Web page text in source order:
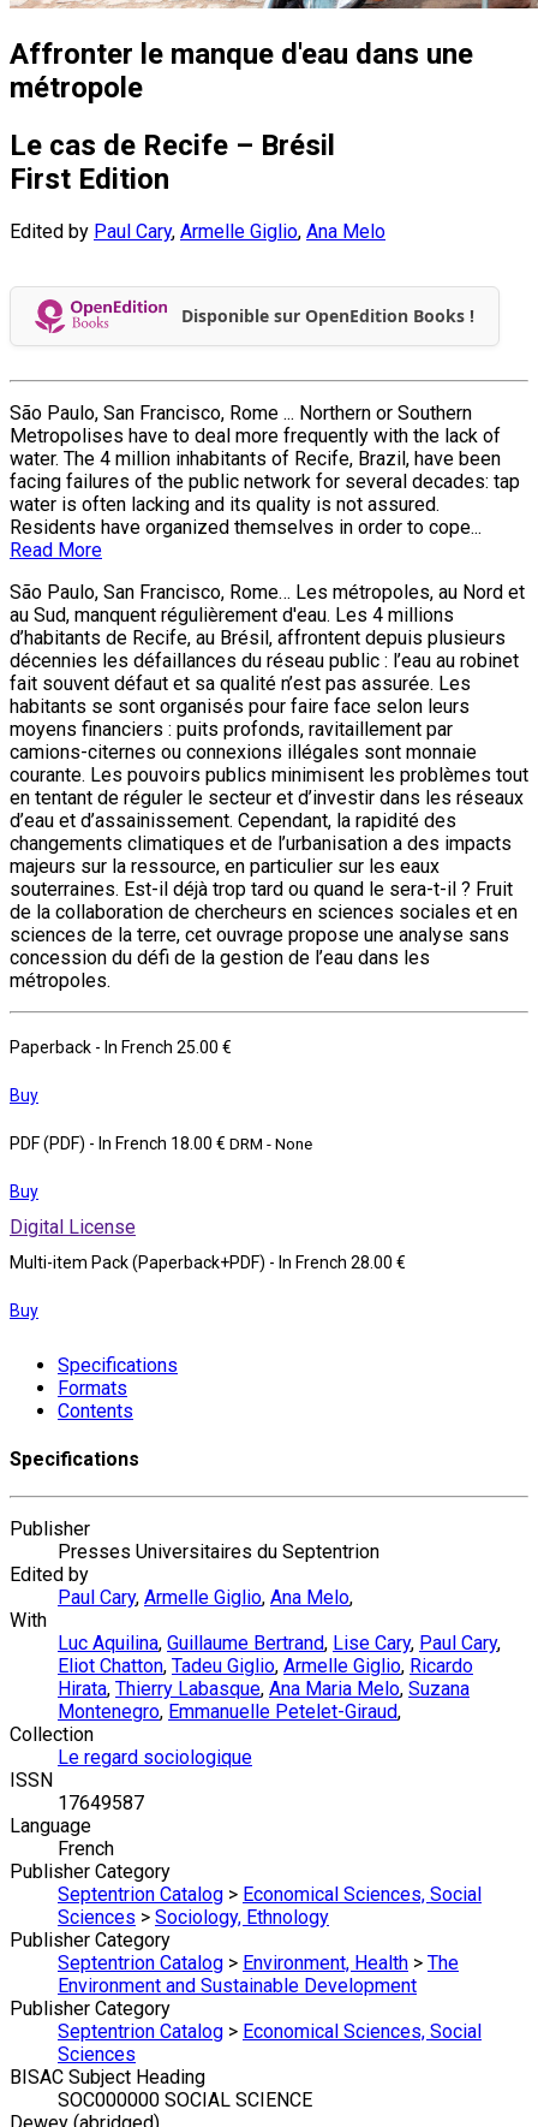
Affronter le manque d'eau dans une
métropole
Le cas de Recife – Brésil
First Edition
Edited by Paul Cary, Armelle Giglio, Ana Melo
Disponible sur OpenEdition Books !
São Paulo, San Francisco, Rome ... Northern or Southern
Metropolises have to deal more frequently with the lack of
water. The 4 million inhabitants of Recife, Brazil, have been
facing failures of the public network for several decades: tap
water is often lacking and its quality is not assured.
Residents have organized themselves in order to cope...
Read More
São Paulo, San Francisco, Rome… Les métropoles, au Nord et
au Sud, manquent régulièrement d'eau. Les 4 millions
d’habitants de Recife, au Brésil, affrontent depuis plusieurs
décennies les défaillances du réseau public : l’eau au robinet
fait souvent défaut et sa qualité n’est pas assurée. Les
habitants se sont organisés pour faire face selon leurs
moyens financiers : puits profonds, ravitaillement par
camions-citernes ou connexions illégales sont monnaie
courante. Les pouvoirs publics minimisent les problèmes tout
en tentant de réguler le secteur et d’investir dans les réseaux
d’eau et d’assainissement. Cependant, la rapidité des
changements climatiques et de l’urbanisation a des impacts
majeurs sur la ressource, en particulier sur les eaux
souterraines. Est-il déjà trop tard ou quand le sera-t-il ? Fruit
de la collaboration de chercheurs en sciences sociales et en
sciences de la terre, cet ouvrage propose une analyse sans
concession du défi de la gestion de l’eau dans les
métropoles.
Paperback - In French 25.00 €
Buy
PDF (PDF) - In French 18.00 € DRM - None
Buy
Digital License
Multi-item Pack (Paperback+PDF) - In French 28.00 €
Buy
Specifications
Formats
Contents
Specifications
Publisher
Presses Universitaires du Septentrion
Edited by
Paul Cary, Armelle Giglio, Ana Melo,
With
Luc Aquilina, Guillaume Bertrand, Lise Cary, Paul Cary,
Eliot Chatton, Tadeu Giglio, Armelle Giglio, Ricardo
Hirata, Thierry Labasque, Ana Maria Melo, Suzana
Montenegro, Emmanuelle Petelet-Giraud,
Collection
Le regard sociologique
ISSN
17649587
Language
French
Publisher Category
Septentrion Catalog > Economical Sciences, Social
Sciences > Sociology, Ethnology
Publisher Category
Septentrion Catalog > Environment, Health > The
Environment and Sustainable Development
Publisher Category
Septentrion Catalog > Economical Sciences, Social
Sciences
BISAC Subject Heading
SOC000000 SOCIAL SCIENCE